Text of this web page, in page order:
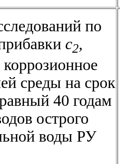
по
с2,
среды на срок
40 годам
острого
воды РУ